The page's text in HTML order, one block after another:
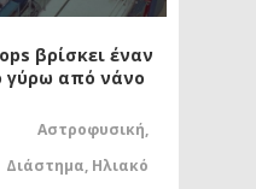
βρίσκει έναν
γύρω από νάνο
Αστροφυσική,
Διάστημα, Ηλιακό